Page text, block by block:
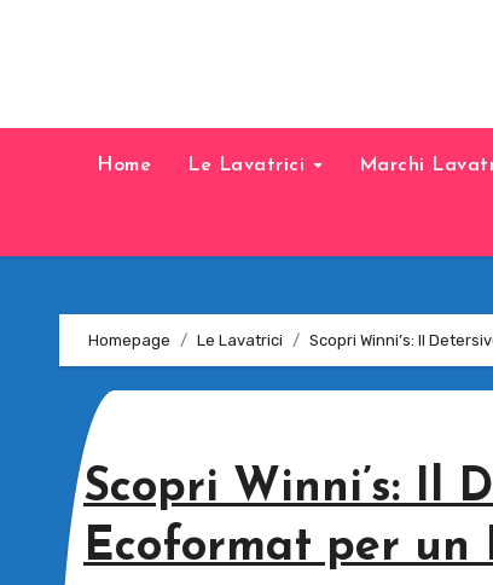
Home Le Lavatrici Marchi
Homepage Le Lavatrici Scopri Winni’s: Il
Scopri Winni’s: Il
Ecoformat per un